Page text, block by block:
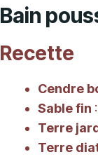
Bain
Recette
Cendre
Sable fin
Terre
Terre